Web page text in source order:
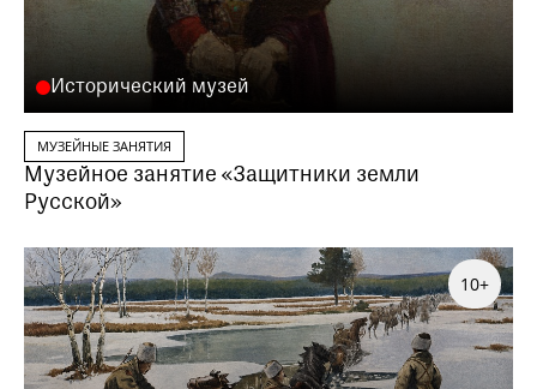
Заказать данную образовательную программу
Исторический музей
МУЗЕЙНЫЕ ЗАНЯТИЯ
Музейное занятие «Защитники земли
Русской»
10+